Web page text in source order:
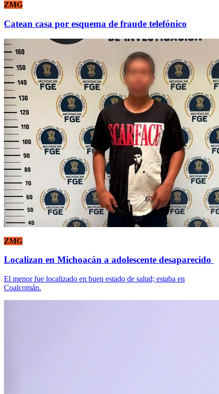
ZMG
Catean casa por esquema de fraude telefónico
ZMG
Localizan en Michoacán a adolescente desaparecido
El menor fue localizado en buen estado de salud; estaba en
Coalcomán.